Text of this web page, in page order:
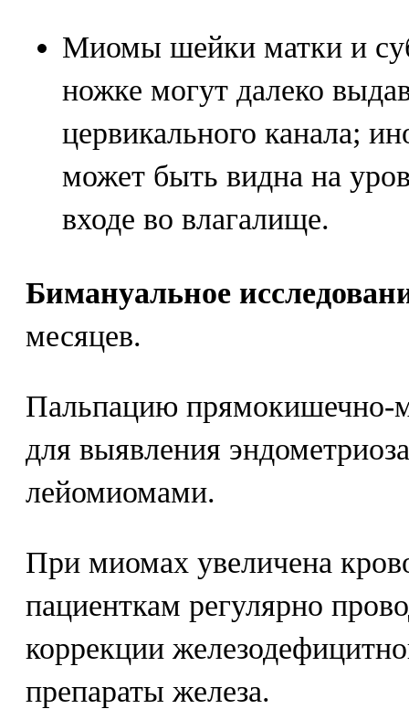
Миомы шейки матки и
ножке могут далеко
цервикального канала;
может быть видна на
входе во влагалище.
Бимануальное
месяцев.
Пальпацию прямокишечно-
для выявления
лейомиомами.
При миомах увеличена
пациенткам регулярно
коррекции
препараты железа.